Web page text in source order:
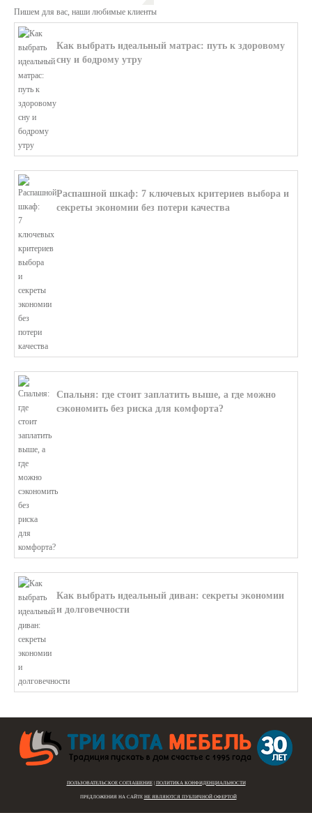
Пишем для вас, наши любимые клиенты
Как выбрать идеальный матрас: путь к здоровому
сну и бодрому утру
Распашной шкаф: 7 ключевых критериев выбора и
секреты экономии без потери качества
Спальня: где стоит заплатить выше, а где можно
сэкономить без риска для комфорта?
Как выбрать идеальный диван: секреты экономии
и долговечности
ПОЛЬЗОВАТЕЛЬСКОЕ СОГЛАШЕНИЕ| ПОЛИТИКА КОНФИДЕНЦИАЛЬНОСТИ
ПРЕДЛОЖЕНИЯ НА САЙТЕ НЕ ЯВЛЯЮТСЯ ПУБЛИЧНОЙ ОФЕРТОЙ